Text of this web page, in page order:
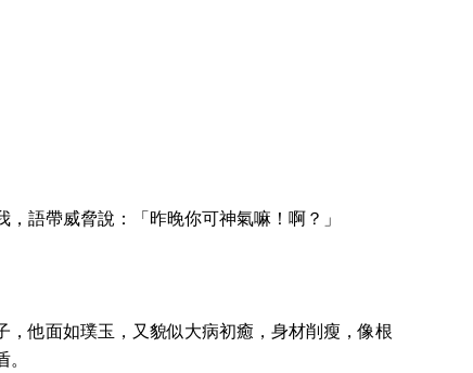
語帶威脅說：「昨晚你可神氣嘛！啊？」
他面如璞玉，又貌似大病初癒，身材削瘦，像根